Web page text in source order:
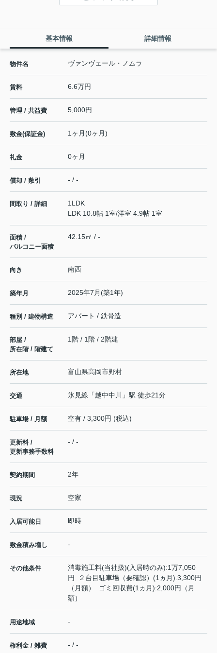
基本情報 詳細情報
物件名 ヴァンヴェール・ノムラ
賃料 6.6万円
管理 / 共益費 5,000円
敷金(保証金) 1ヶ月(0ヶ月)
礼金 0ヶ月
償却 / 敷引 - / -
間取り / 詳細
1LDK
LDK 10.8帖 1室/洋室 4.9帖 1室
面積 /
バルコニー面積
42.15㎡ / -
向き 南西
築年月 2025年7月(築1年)
種別 / 建物構造 アパート / 鉄骨造
部屋 /
所在階 / 階建て
1階 / 1階 / 2階建
所在地 富山県高岡市野村
交通 氷見線 「越中中川 」駅 徒歩21分
駐車場 / 月額 空有 / 3,300円 (税込)
更新料 /
更新事務手数料
- / -
契約期間 2年
現況 空家
入居可能日 即時
敷金積み増し -
その他条件
消毒施工料(当社扱)(入居時のみ):1万7,050
円 ２台目駐車場（要確認）(1ヵ月):3,300円
（月額） ゴミ回収費(1ヵ月):2,000円（月
額）
用途地域 -
権利金 / 雑費 - / -